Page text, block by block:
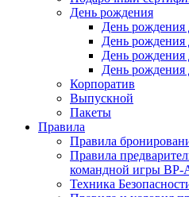
День рождения
День рождения
День рождения
День рождения
День рождения
Корпоратив
Выпускной
Пакеты
Правила
Правила
Правила
командной игры ВР-
Техника